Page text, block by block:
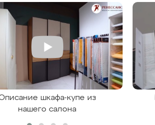
шкафа-купе из
нашего салона